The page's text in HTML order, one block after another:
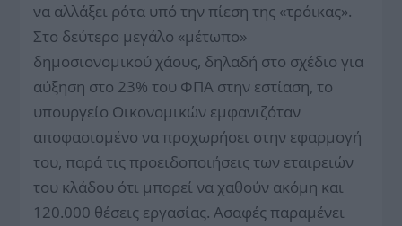
να αλλάξει ρότα υπό την πίεση της «τρόικας».
Στο δεύτερο μεγάλο «μέτωπο»
δημοσιονομικού χάους, δηλαδή στο σχέδιο για
αύξηση στο 23% του ΦΠΑ στην εστίαση, το
υπουργείο Οικονομικών εμφανιζόταν
αποφασισμένο να προχωρήσει στην εφαρμογή
του, παρά τις προειδοποιήσεις των εταιρειών
του κλάδου ότι μπορεί να χαθούν ακόμη και
120.000 θέσεις εργασίας. Ασαφές παραμένει